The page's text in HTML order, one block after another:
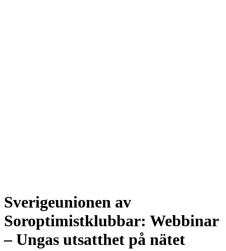
Sverigeunionen av
Soroptimistklubbar: Webbinar
– Ungas utsatthet på nätet